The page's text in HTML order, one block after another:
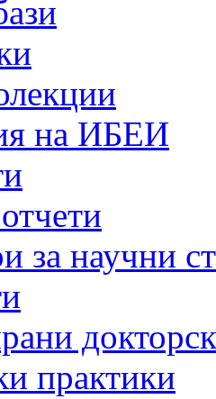
на ИБЕИ
за научни
практики